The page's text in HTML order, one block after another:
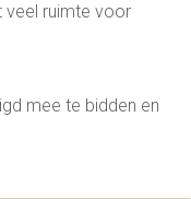
veel ruimte voor
mee te bidden en